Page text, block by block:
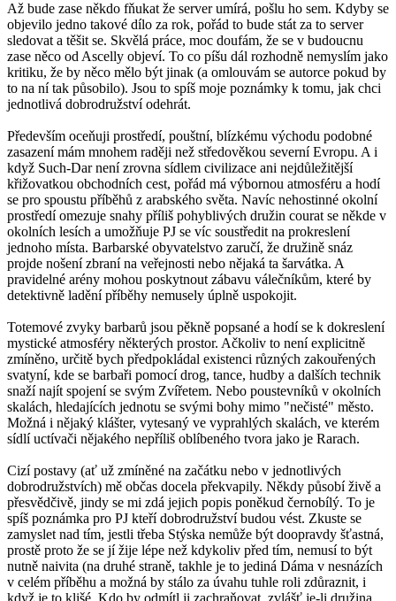
Až bude zase někdo fňukat že server umírá, pošlu ho sem. Kdyby se
objevilo jedno takové dílo za rok, pořád to bude stát za to server
sledovat a těšit se. Skvělá práce, moc doufám, že se v budoucnu
zase něco od Ascelly objeví. To co píšu dál rozhodně nemyslím jako
kritiku, že by něco mělo být jinak (a omlouvám se autorce pokud by
to na ní tak působilo). Jsou to spíš moje poznámky k tomu, jak chci
jednotlivá dobrodružství odehrát.
Především oceňuji prostředí, pouštní, blízkému východu podobné
zasazení mám mnohem raději než středověkou severní Evropu. A i
když Such-Dar není zrovna sídlem civilizace ani nejdůležitější
křižovatkou obchodních cest, pořád má výbornou atmosféru a hodí
se pro spoustu příběhů z arabského světa. Navíc nehostinné okolní
prostředí omezuje snahy příliš pohyblivých družin courat se někde v
okolních lesích a umožňuje PJ se víc soustředit na prokreslení
jednoho místa. Barbarské obyvatelstvo zaručí, že družině snáz
projde nošení zbraní na veřejnosti nebo nějaká ta šarvátka. A
pravidelné arény mohou poskytnout zábavu válečníkům, které by
detektivně ladění příběhy nemusely úplně uspokojit.
Totemové zvyky barbarů jsou pěkně popsané a hodí se k dokreslení
mystické atmosféry některých prostor. Ačkoliv to není explicitně
zmíněno, určitě bych předpokládal existenci různých zakouřených
svatyní, kde se barbaři pomocí drog, tance, hudby a dalších technik
snaží najít spojení se svým Zvířetem. Nebo poustevníků v okolních
skalách, hledajících jednotu se svými bohy mimo "nečisté" město.
Možná i nějaký klášter, vytesaný ve vyprahlých skalách, ve kterém
sídlí uctívači nějakého nepříliš oblíbeného tvora jako je Rarach.
Cizí postavy (ať už zmíněné na začátku nebo v jednotlivých
dobrodružstvích) mě občas docela překvapily. Někdy působí živě a
přesvědčivě, jindy se mi zdá jejich popis poněkud černobílý. To je
spíš poznámka pro PJ kteří dobrodružství budou vést. Zkuste se
zamyslet nad tím, jestli třeba Stýska nemůže být doopravdy šťastná,
prostě proto že se jí žije lépe než kdykoliv před tím, nemusí to být
nutně naivita (na druhé straně, takhle je to jediná Dáma v nesnázích
v celém příběhu a možná by stálo za úvahu tuhle roli zdůraznit, i
když je to klišé. Kdo by odmítl ji zachraňovat, zvlášť je-li družina